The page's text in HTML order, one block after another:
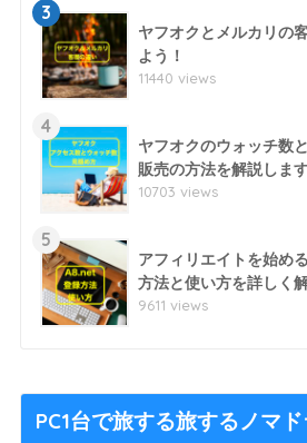
3
ヤフオクとメルカリの
よう！
11440 views
4
ヤフオクのウォッチ数
販売の方法を解説します
10703 views
5
アフィリエイトを始め
方法と使い方を詳しく
9611 views
PC1台で旅する旅するノマ